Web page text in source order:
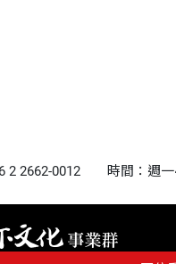
2 2662-0012 時間：週